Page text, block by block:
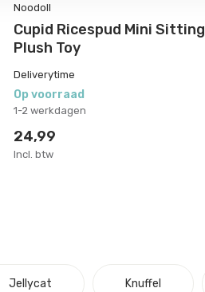
Noodoll
Cupid Ricespud Mini Sitting
Plush Toy
Deliverytime
Op voorraad
1-2 werkdagen
24,99
Incl. btw
Jellycat Knuffel